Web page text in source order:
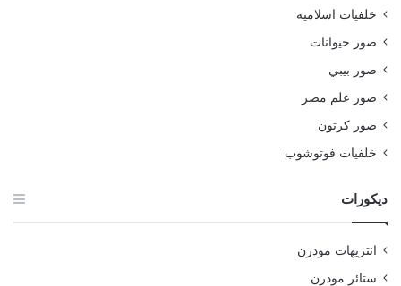
خلفيات اسلامية
صور حيوانات
صور بيبي
صور علم مصر
صور كرتون
خلفيات فوتوشوب
ديكورات
انتريهات مودرن
ستائر مودرن